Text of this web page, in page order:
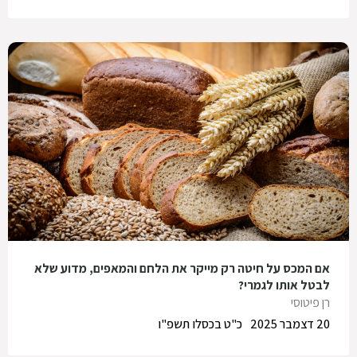
אם המכס על חיטה רק מייקר את הלחם והמאפים, מדוע שלא
לבטל אותו לגמרי?
רן פיטוסי
כ"ט בכסלו תשפ"ו
20 דצמבר 2025